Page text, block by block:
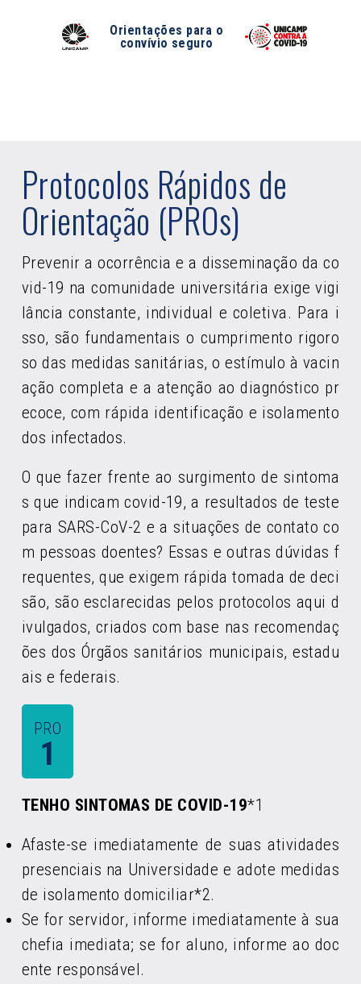
Orientações para o
convívio seguro
Protocolos Rápidos de
Orientação (PROs)
Prevenir a ocorrência e a disseminação da co
vid-19 na comunidade universitária exige vigi
lância constante, individual e coletiva. Para i
sso, são fundamentais o cumprimento rigoro
so das medidas sanitárias, o estímulo à vacin
ação completa e a atenção ao diagnóstico pr
ecoce, com rápida identificação e isolamento
dos infectados.
O que fazer frente ao surgimento de sintoma
s que indicam covid-19, a resultados de teste
para SARS-CoV-2 e a situações de contato co
m pessoas doentes? Essas e outras dúvidas f
requentes, que exigem rápida tomada de deci
são, são esclarecidas pelos protocolos aqui d
ivulgados, criados com base nas recomendaç
ões dos Órgãos sanitários municipais, estadu
ais e federais.
PRO
1
TENHO SINTOMAS DE COVID-19*1
Afaste-se imediatamente de suas atividades
presenciais na Universidade e adote medidas
de isolamento domiciliar*2.
Se for servidor, informe imediatamente à sua
chefia imediata; se for aluno, informe ao doc
ente responsável.